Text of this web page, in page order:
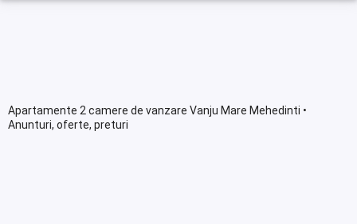
Apartamente 2 camere de vanzare Vanju Mare Mehedinti •
Anunturi, oferte, preturi